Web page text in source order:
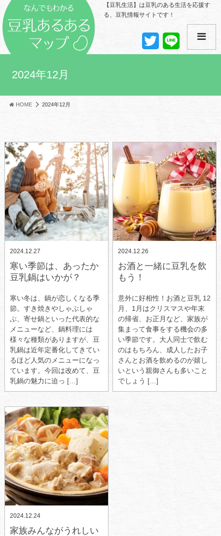
【豆乳生活】は豆乳のある生活を応援す
る、豆乳情報サイトです！
T
2024年12月
HOME 2024年12月
2024.12.27
寒い季節は、あったか
豆乳鍋はいかが？
寒い冬は、鍋が恋しくなる季
節。すき焼きやしゃぶしゃ
ぶ、寄せ鍋といった代表的な
メニューなど、鍋料理には
様々な種類がありますが、豆
乳鍋は近年定番化してきてい
るほど人気のメニューになっ
ています。今回は改めて、豆
乳鍋の魅力に迫っ […]
2024.12.26
お酒と一緒に豆乳を飲
もう！
意外に好相性！お酒と豆乳 12
月、1月はクリスマスや年末
の帰省、お正月など、家族が
集まって食事をする機会の多
い季節です。大人同士で飲む
のはもちろん、成人したお子
さんとお酒を飲めるのが嬉し
いという親御さんも多いこと
でしょう […]
2024.12.24
家族みんながうれしい